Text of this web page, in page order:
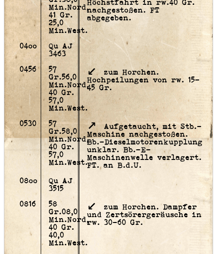
Min.Nord,
41 Gr.
25,0
Min.West.
Höchstfahrt in rw.40 Gr.
nachgestoßen. FT
abgegeben.
04oo
Qu AJ
3463
0456
57
Gr.56,0
Min.Nord,
40 Gr.
57,0
Min.West.
zum Horchen.
Hochpeilungen von rw. 15-
45 Gr.
0530
57
Gr.58,0
Min.Nord,
40 Gr.
57,0
Min.West.
Aufgetaucht, mit Stb.-
Maschine nachgestoßen.
Bb.-Dieselmotorenkupplung
unklar. Bb.-E-
Maschinenwelle verlagert.
FT. an B.d.U.
08oo
Qu AJ
3515
0816
58
Gr.08,0
Min.Nord,
40 Gr.
40,0
Min.West.
zum Horchen. Dampfer
und Zertsörergeräusche in
rw. 30-60 Gr.